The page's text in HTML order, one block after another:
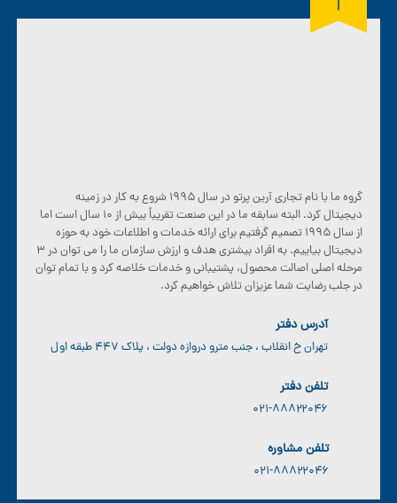
گروه ما با نام تجاری آرین پرتو در سال ۱۹۹۵ شروع به کار در زمینه
دیجیتال کرد. البته سابقه ما در این صنعت تقریباً بیش از ۱۰ سال است اما
از سال ۱۹۹۵ تصمیم گرفتیم برای ارائه خدمات و اطلاعات خود به حوزه
دیجیتال بیاییم. به افراد بیشتری هدف و ارزش سازمان ما را می توان در ۳
مرحله اصلی اصالت محصول، پشتیبانی و خدمات خلاصه کرد و با تمام توان
در جلب رضایت شما عزیزان تلاش خواهیم کرد.
آدرس دفتر
تهران خ انقلاب ، جنب مترو دروازه دولت ، پلاک ۴۴۷ طبقه اول
تلفن دفتر
۰۲۱-۸۸۸۲۲۰۴۶
تلفن مشاوره
۰۲۱-۸۸۸۲۲۰۴۶